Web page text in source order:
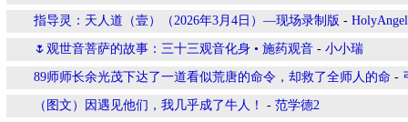
指导灵：天人道（壹）（2026年3月4日）—现场录制版 - HolyAngel
🌷观世音菩萨的故事：三十三观音化身 • 施药观音 - 小小瑞
89师师长余光茂下达了一道看似荒唐的命令，却救了全师人的命 -
（图文）因遇见他们，我几乎成了牛人！ - 范学德2